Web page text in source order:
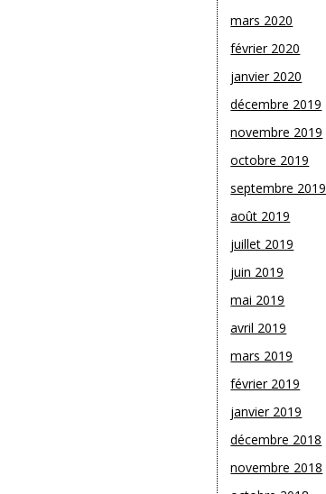
mars 2020
février 2020
janvier 2020
décembre 2019
novembre 2019
octobre 2019
septembre 2019
août 2019
juillet 2019
juin 2019
mai 2019
avril 2019
mars 2019
février 2019
janvier 2019
décembre 2018
novembre 2018